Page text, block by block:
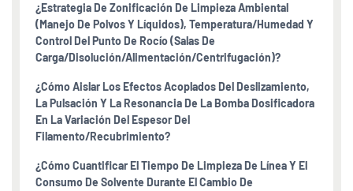
¿Estrategia De Zonificación De Limpieza Ambiental
(manejo De Polvos Y Líquidos), Temperatura/humedad Y
Control Del Punto De Rocío (salas De
Carga/disolución/alimentación/centrifugación)?
¿Cómo Aislar Los Efectos Acoplados Del Deslizamiento,
La Pulsación Y La Resonancia De La Bomba Dosificadora
En La Variación Del Espesor Del
Filamento/recubrimiento?
¿Cómo Cuantificar El Tiempo De Limpieza De Línea Y El
Consumo De Solvente Durante El Cambio De